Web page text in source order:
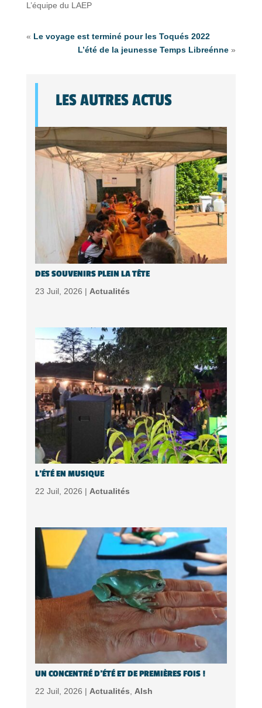
L’équipe du LAEP
« Le voyage est terminé pour les Toqués 2022
L’été de la jeunesse Temps Libreénne »
LES AUTRES ACTUS
DES SOUVENIRS PLEIN LA TÊTE
23 Juil, 2026 | Actualités
L’ÉTÉ EN MUSIQUE
22 Juil, 2026 | Actualités
UN CONCENTRÉ D’ÉTÉ ET DE PREMIÈRES FOIS !
22 Juil, 2026 | Actualités Alsh